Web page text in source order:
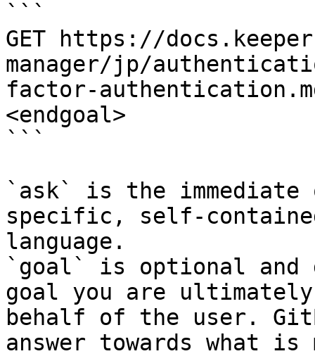
```
GET https://
manager/jp/
factor-
<endgoal>
```
`ask` is the
specific, self-
language.
`goal` is optional and
goal you are
behalf of the user.
answer towards what